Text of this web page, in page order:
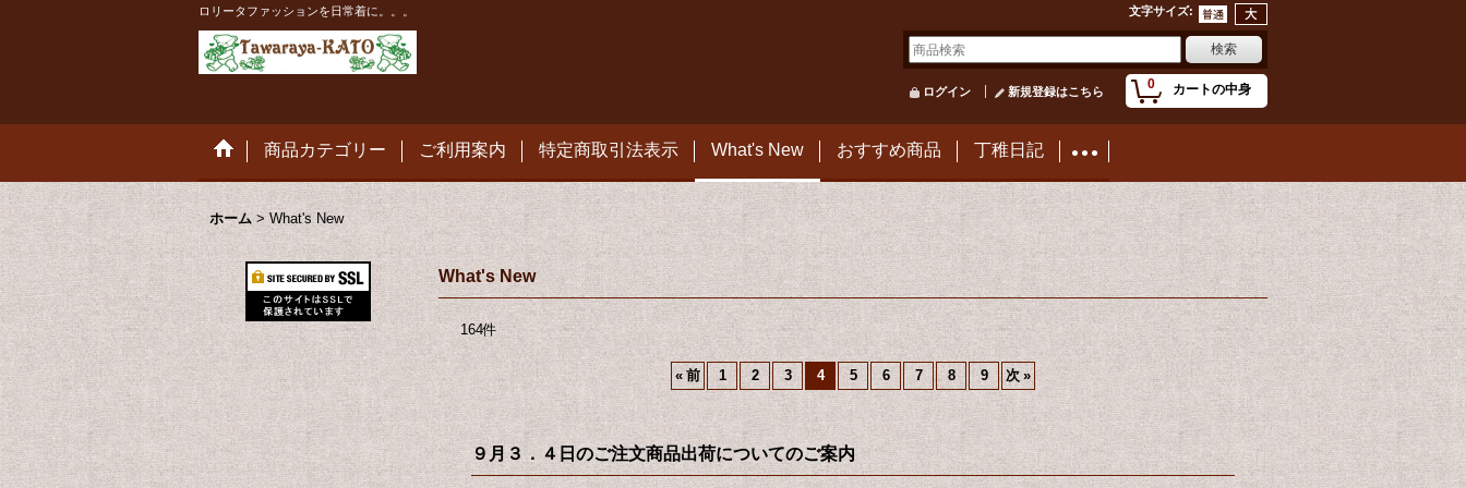
ロリータファッションを日常着に。。。 文字サイズ:
0 カートの中身
ログイン 新規登録はこちら
商品カテゴリー ご利用案内 特定商取引法表示 What's New おすすめ商品 丁稚日記
ホーム > What's New
What's New
164件
« 前 1 2 3 4 5 6 7 8 9 次 »
９月３．４日のご注文商品出荷についてのご案内